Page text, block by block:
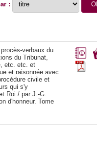
:
verbaux du
du Tribunat,
etc. etc. et
et raisonnée avec
civile et
qui s'y
Roi / par J.-G.
d'honneur. Tome